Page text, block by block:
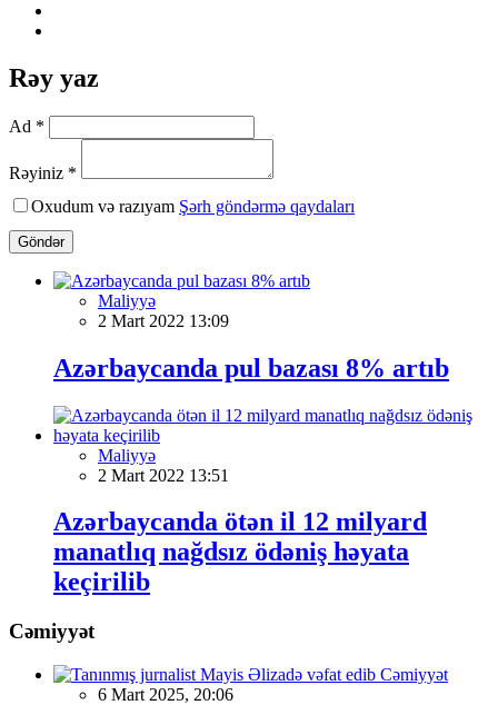
Rəy yaz
Ad *
Rəyiniz *
Oxudum və razıyam Şərh göndərmə qaydaları
Göndər
Maliyyə
2 Mart 2022 13:09
Azərbaycanda pul bazası 8% artıb
Maliyyə
2 Mart 2022 13:51
Azərbaycanda ötən il 12 milyard
manatlıq nağdsız ödəniş həyata
keçirilib
Cəmiyyət
Cəmiyyət
6 Mart 2025, 20:06